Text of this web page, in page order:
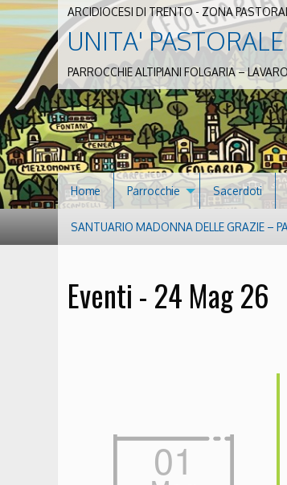
ARCIDIOCESI DI TRENTO - ZONA
UNITA'
PARROCCHIE ALTIPIANI FOLGARIA –
Home Parrocchie Sacerdoti
SANTUARIO MADONNA DELLE GRAZIE –
Eventi - 24 Mag 26
01